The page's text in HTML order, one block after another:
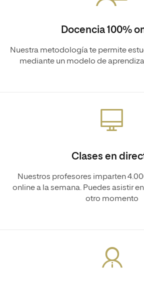
Docencia 100%
Nuestra metodología te permite
mediante un modelo de
Clases en
Nuestros profesores imparten
online a la semana. Puedes asistir
otro momento